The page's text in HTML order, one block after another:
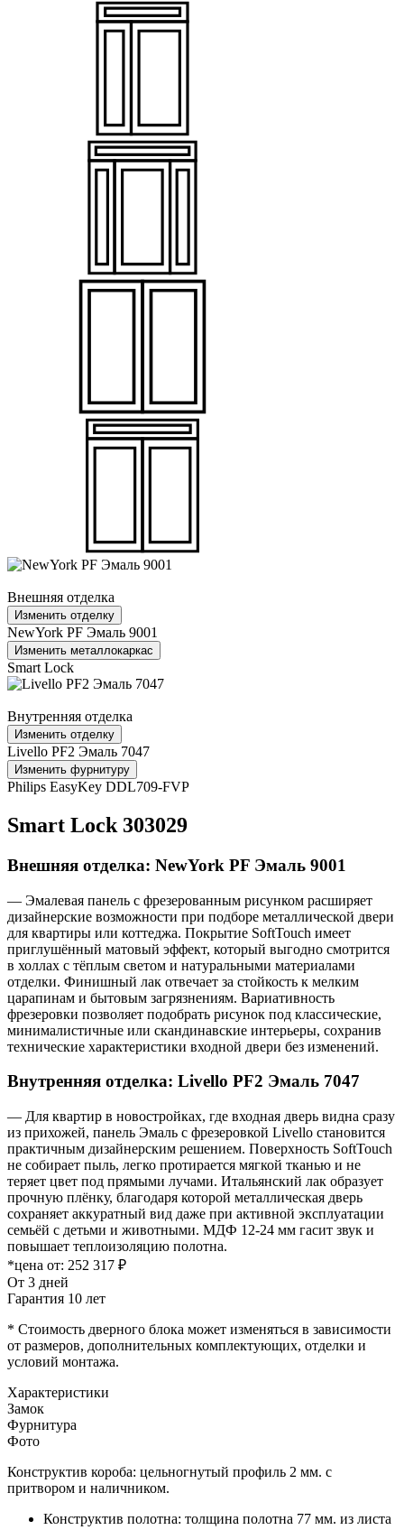
Внешняя отделка
Изменить отделку
NewYork PF Эмаль 9001
Изменить металлокаркас
Smart Lock
Внутренняя отделка
Изменить отделку
Livello PF2 Эмаль 7047
Изменить фурнитуру
Philips EasyKey DDL709-FVP
Smart Lock 303029
Внешняя отделка: NewYork PF Эмаль 9001
— Эмалевая панель с фрезерованным рисунком расширяет
дизайнерские возможности при подборе металлической двери
для квартиры или коттеджа. Покрытие SoftTouch имеет
приглушённый матовый эффект, который выгодно смотрится
в холлах с тёплым светом и натуральными материалами
отделки. Финишный лак отвечает за стойкость к мелким
царапинам и бытовым загрязнениям. Вариативность
фрезеровки позволяет подобрать рисунок под классические,
минималистичные или скандинавские интерьеры, сохранив
технические характеристики входной двери без изменений.
Внутренняя отделка: Livello PF2 Эмаль 7047
— Для квартир в новостройках, где входная дверь видна сразу
из прихожей, панель Эмаль с фрезеровкой Livello становится
практичным дизайнерским решением. Поверхность SoftTouch
не собирает пыль, легко протирается мягкой тканью и не
теряет цвет под прямыми лучами. Итальянский лак образует
прочную плёнку, благодаря которой металлическая дверь
сохраняет аккуратный вид даже при активной эксплуатации
семьёй с детьми и животными. МДФ 12-24 мм гасит звук и
повышает теплоизоляцию полотна.
*цена от: 252 317 ₽
От 3 дней
Гарантия 10 лет
* Стоимость дверного блока может изменяться в зависимости
от размеров, дополнительных комплектующих, отделки и
условий монтажа.
Характеристики
Замок
Фурнитура
Фото
Конструктив короба: цельногнутый профиль 2 мм. с
притвором и наличником.
Конструктив полотна: толщина полотна 77 мм. из листа